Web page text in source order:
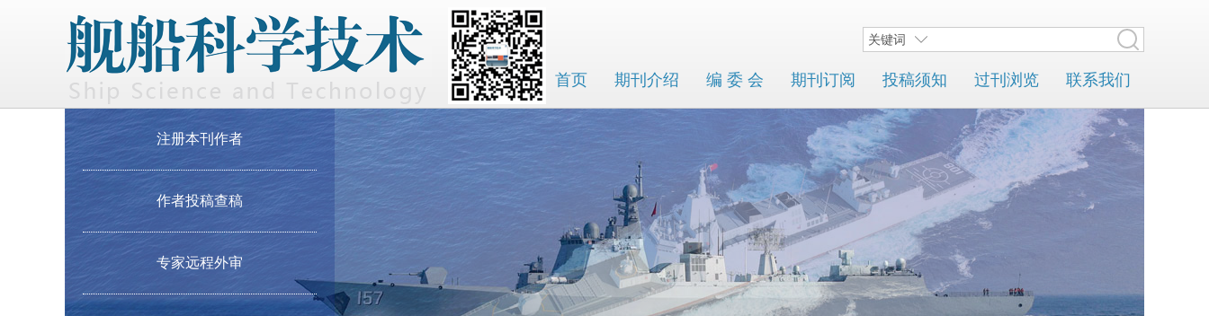
首页 期刊介绍 编 委 会 期刊订阅 投稿须知 过刊浏览 联系我们
关键词
注册本刊作者
作者投稿查稿
专家远程外审